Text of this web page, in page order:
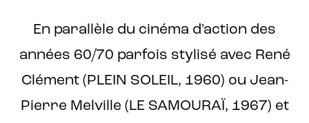
En parallèle du cinéma d'action des
années 60/70 parfois stylisé avec René
Clément (PLEIN SOLEIL, 1960) ou Jean-
Pierre Melville (LE SAMOURAÏ, 1967) et